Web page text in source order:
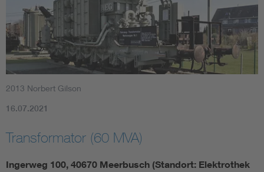
2013 Norbert Gilson
16.07.2021
Transformator (60 MVA)
Ingerweg 100, 40670 Meerbusch (Standort: Elektrothek